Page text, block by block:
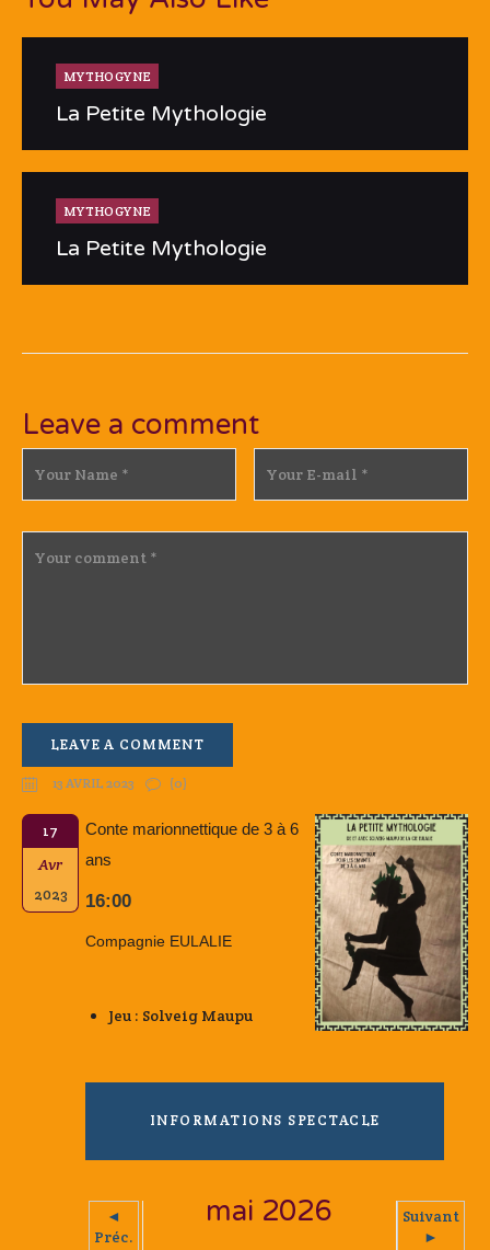
MYTHOGYNE
La Petite Mythologie
MYTHOGYNE
La Petite Mythologie
Leave a comment
13 AVRIL 2023 (0)
17
Avr
2023
Conte marionnettique de 3 à 6
ans
16:00
Compagnie EULALIE
Jeu : Solveig Maupu
INFORMATIONS SPECTACLE
◄
Préc.
mai 2026
Suivant
►